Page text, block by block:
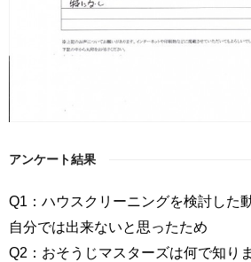
アンケート結果
Q1：ハウスクリーニングを検討した
自分では出来ないと思ったため
Q2：おそうじマスターズは何で知り